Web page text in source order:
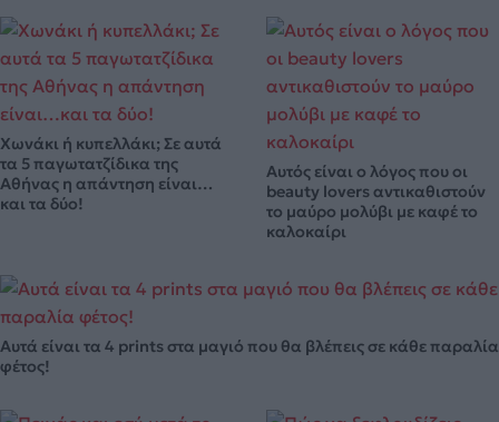
Χωνάκι ή κυπελλάκι; Σε αυτά
τα 5 παγωτατζίδικα της
Αθήνας η απάντηση είναι…
και τα δύο!
Αυτός είναι ο λόγος που οι
beauty lovers αντικαθιστούν
το μαύρο μολύβι με καφέ το
καλοκαίρι
Αυτά είναι τα 4 prints στα μαγιό που θα βλέπεις σε κάθε παραλία
φέτος!